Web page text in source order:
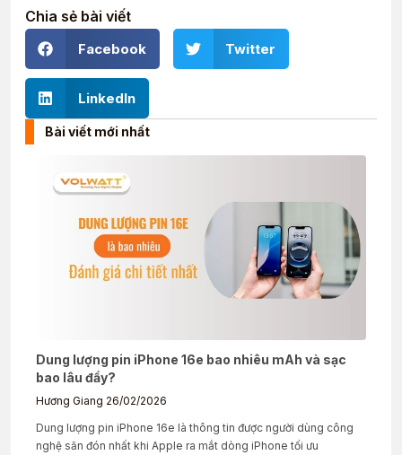
Chia sẻ bài viết
Facebook Twitter
LinkedIn
Bài viết mới nhất
Dung lượng pin iPhone 16e bao nhiêu mAh và sạc
bao lâu đầy?
Hương Giang 26/02/2026
Dung lượng pin iPhone 16e là thông tin được người dùng công
nghệ săn đón nhất khi Apple ra mắt dòng iPhone tối ưu